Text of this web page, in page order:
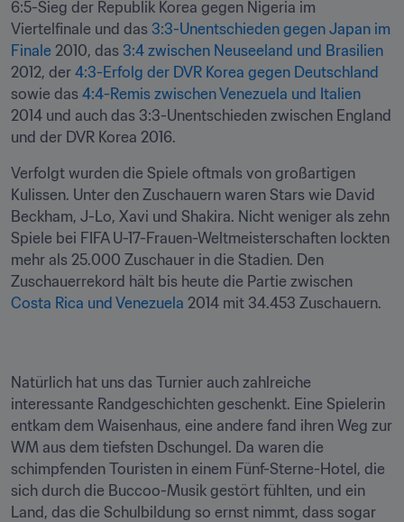
6:5-Sieg der Republik Korea gegen Nigeria im
Viertelfinale und das 3:3-Unentschieden gegen Japan im
Finale 2010, das 3:4 zwischen Neuseeland und Brasilien
2012, der 4:3-Erfolg der DVR Korea gegen Deutschland
sowie das 4:4-Remis zwischen Venezuela und Italien
2014 und auch das 3:3-Unentschieden zwischen England
und der DVR Korea 2016.
Verfolgt wurden die Spiele oftmals von großartigen
Kulissen. Unter den Zuschauern waren Stars wie David
Beckham, J-Lo, Xavi und Shakira. Nicht weniger als zehn
Spiele bei FIFA U-17-Frauen-Weltmeisterschaften lockten
mehr als 25.000 Zuschauer in die Stadien. Den
Costa Rica und Venezuela 2014 mit 34.453 Zuschauern.
Natürlich hat uns das Turnier auch zahlreiche
interessante Randgeschichten geschenkt. Eine Spielerin
entkam dem Waisenhaus, eine andere fand ihren Weg zur
WM aus dem tiefsten Dschungel. Da waren die
schimpfenden Touristen in einem Fünf-Sterne-Hotel, die
sich durch die Buccoo-Musik gestört fühlten, und ein
Land, das die Schulbildung so ernst nimmt, dass sogar